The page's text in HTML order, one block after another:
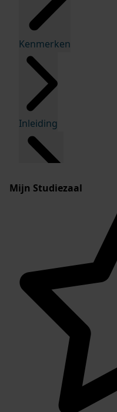
Kenmerken
Inleiding
Mijn Studiezaal